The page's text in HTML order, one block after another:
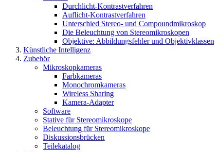
Durchlicht-Kontrastverfahren
Auflicht-Kontrastverfahren
Unterschied Stereo- und Compoundmikroskop
Die Beleuchtung von Stereomikroskopen
Objektive: Abbildungsfehler und Objektivklassen
Künstliche Intelligenz
Zubehör
Mikroskopkameras
Farbkameras
Monochromkameras
Wireless Sharing
Kamera-Adapter
Software
Stative für Stereomikroskope
Beleuchtung für Stereomikroskope
Diskussionsbrücken
Teilekatalog